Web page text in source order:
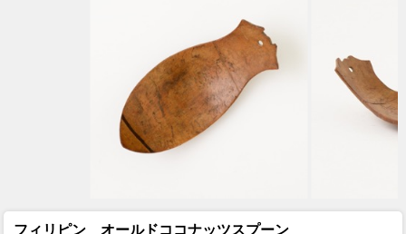
フィリピン オールドココナッツスプーン